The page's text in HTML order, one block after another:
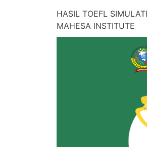
HASIL TOEFL
MAHESA INSTITUTE